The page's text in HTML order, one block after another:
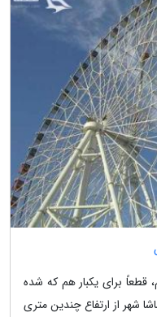
قطعاً برای یکبار هم که شده
شهر از ارتفاع چندین متری